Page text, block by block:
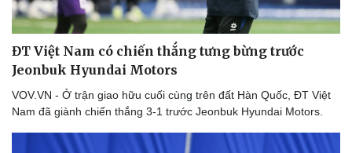
Thể thao
Lịch thi đấu bóng đá
Ô tô - Xe máy
Xe máy
ĐT Việt Nam có chiến thắng tưng bừng trước
Jeonbuk Hyundai Motors
VOV.VN - Ở trận giao hữu cuối cùng trên đất Hàn Quốc, ĐT Việt
Nam đã giành chiến thắng 3-1 trước Jeonbuk Hyundai Motors.